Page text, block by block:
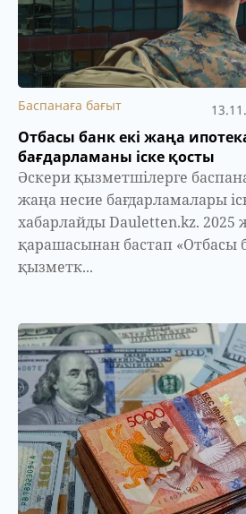
Баспанаға бағыт
Отбасы банк екі жаңа
бағдарламаны іске қосты
Әскери қызметшілерге
жаңа несие бағдарламалары
хабарлайды Dauletten.kz.
қарашасынан бастап «Отбасы
қызметк...